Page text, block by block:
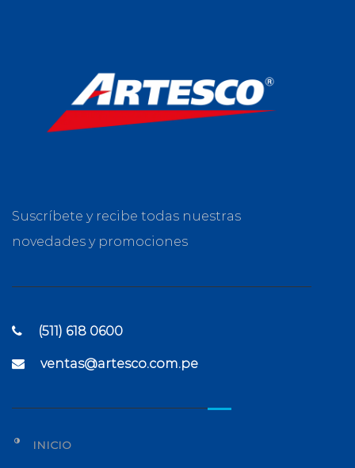
Suscríbete y recibe todas nuestras
novedades y promociones
(511) 618 0600
ventas@artesco.com.pe
INICIO